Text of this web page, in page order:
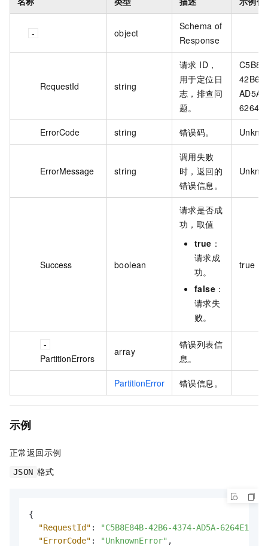
object
Schema of
Response
RequestId string
请求 ID，
用于定位日
志，排查问
题。
42B6-
AD5A-
ErrorCode string 错误码。
ErrorMessage string
调用失败
时，返回的
错误信息。
Success boolean
请求是否成
功，取值
true ：
请求成
功。
false ：
请求失
败。
true
PartitionErrors
array
错误列表信
息。
PartitionError 错误信息。
示例
正常返回示例
JSON 格式
{
"RequestId" :
"C5B8E84B-42B6-4374-AD5A-
"ErrorCode" : "UnknownError" ,